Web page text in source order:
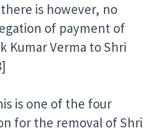
is however, no
of payment of
Kumar Verma to Shri
is one of the four
for the removal of Shri